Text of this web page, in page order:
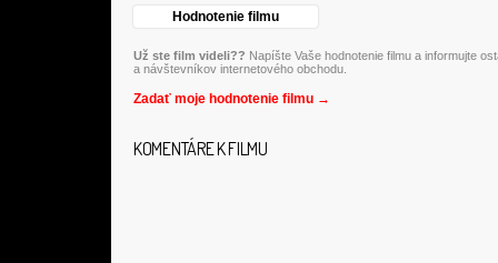
Hodnotenie filmu
Už ste film videli?? Napíšte Vaše hodnotenie filmu a informujte
a návštevníkov internetového obchodu.
Zadať moje hodnotenie filmu →
KOMENTÁRE K FILMU